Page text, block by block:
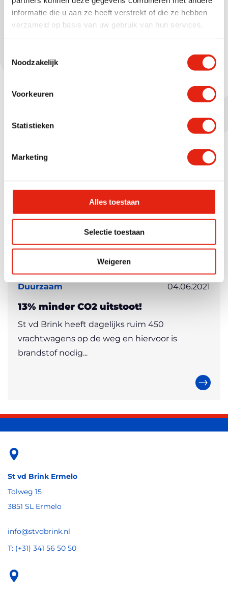
informatie die u aan ze heeft verstrekt of die ze hebben
verzameld op basis van uw gebruik van hun services.
Noodzakelijk
Voorkeuren
Statistieken
Marketing
Alles toestaan
Selectie toestaan
Weigeren
Energietransitie wél mogelijk bij St vd
Brink
is een belangrijke stap gezet richting ...
Duurzaam 04.06.2021
13% minder CO2 uitstoot!
St vd Brink heeft dagelijks ruim 450
vrachtwagens op de weg en hiervoor is
brandstof nodig...
St vd Brink Ermelo
Tolweg 15
3851 SL Ermelo
info@stvdbrink.nl
T: (+31) 341 56 50 50